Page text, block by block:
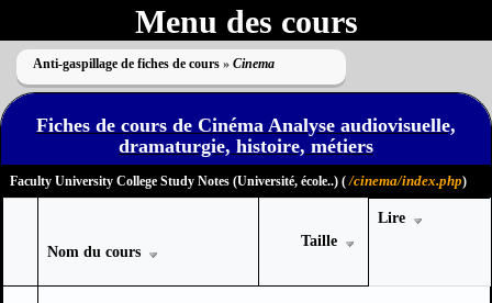
Menu des cours
Anti-gaspillage de fiches de cours » Cinema
Fiches de cours de Cinéma Analyse audiovisuelle,
dramaturgie, histoire, métiers
Faculty University College Study Notes (Université, école..) ( /cinema/index.php)
Nom du cours
Taille
Lire